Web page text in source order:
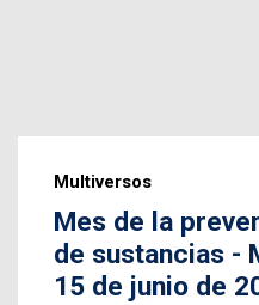
Multiversos
Mes de la
de sustancias -
15 de junio de